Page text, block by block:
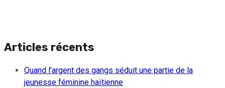
Articles récents
Quand l’argent des gangs séduit une partie de la
jeunesse féminine haïtienne